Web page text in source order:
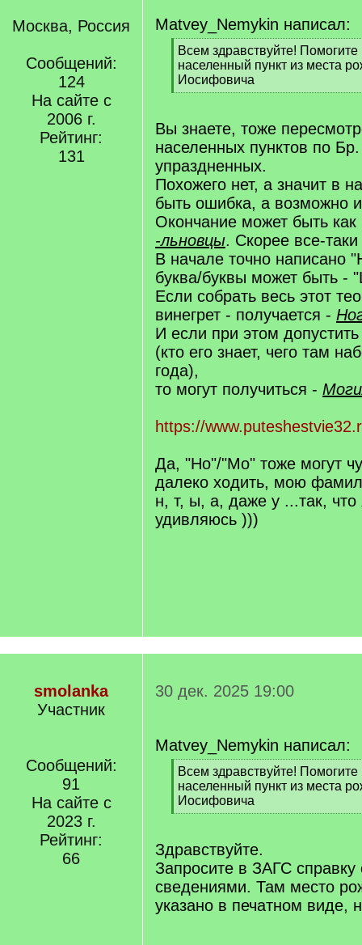
Москва, Россия
Сообщений:
124
На сайте с
2006 г.
Рейтинг:
131
Matvey_Nemykin написал:
[
q
]
Всем здравствуйте!
населенный пункт из места
Иосифовича
[
q
Вы знаете, тоже
населенных пунктов по
упраздненных.
Похожего нет, а значит в
быть ошибка, а возможно
Окончание может быть
-льновцы. Скорее все-
В начале точно написано
буква/буквы может быть
Если собрать весь этот
винегрет - получается -
И если при этом
(кто его знает, чего там
года),
то могут получиться -
https://
Да, "Но"/"Мо" тоже могут
далеко ходить, мою
н, т, ы, а, даже у ...так,
удивляюсь )))
smolanka
Участник
Сообщений:
91
На сайте с
2023 г.
Рейтинг:
66
30 дек. 2025 19:00
Matvey_Nemykin написал:
[
q
]
Всем здравствуйте!
населенный пункт из места
Иосифовича
[
q
]
Здравствуйте.
Запросите в ЗАГС
сведениями. Там место
указано в печатном виде,